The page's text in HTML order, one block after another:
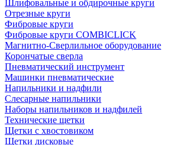
Шлифовальные и обдирочные круги
Отрезные круги
Фибровые круги
Фибровые круги COMBICLICK
Магнитно-Сверлильное оборудование
Корончатые сверла
Пневматический инструмент
Машинки пневматические
Напильники и надфили
Слесарные напильники
Наборы напильников и надфилей
Технические щетки
Щетки с хвостовиком
Щетки дисковые